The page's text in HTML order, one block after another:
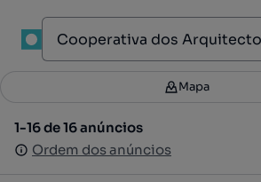
Filtros 2
1-16 de 16 anúncios
Ordem dos anúncios
Mapa
1-16 de 16 anúncios
Ordem dos anúncios